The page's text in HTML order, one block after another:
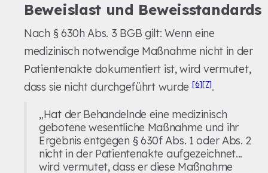
Beweislast und Beweisstandards
Nach § 630h Abs. 3 BGB gilt: Wenn eine
medizinisch notwendige Maßnahme nicht in der
Patientenakte dokumentiert ist, wird vermutet,
dass sie nicht durchgeführt wurde[6][7].
„Hat der Behandelnde eine medizinisch
gebotene wesentliche Maßnahme und ihr
Ergebnis entgegen § 630f Abs. 1 oder Abs. 2
nicht in der Patientenakte aufgezeichnet...
wird vermutet, dass er diese Maßnahme